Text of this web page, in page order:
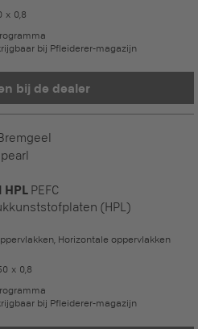
x 0,8
bij Pfleiderer-magazijn
bij de dealer
HPL PEFC
(HPL)
Horizontale oppervlakken
x 0,8
bij Pfleiderer-magazijn